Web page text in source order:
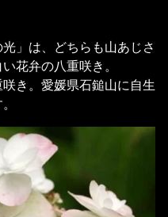
」は、どちらも山あじさ
花弁の八重咲き。
き。愛媛県石鎚山に自生